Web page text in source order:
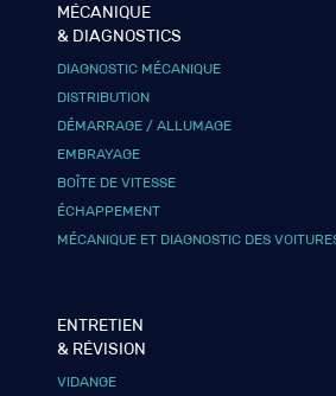
MÉCANIQUE
& DIAGNOSTICS
DIAGNOSTIC MÉCANIQUE
DISTRIBUTION
DÉMARRAGE / ALLUMAGE
EMBRAYAGE
BOÎTE DE VITESSE
ÉCHAPPEMENT
MÉCANIQUE ET DIAGNOSTIC DES
ENTRETIEN
& RÉVISION
VIDANGE